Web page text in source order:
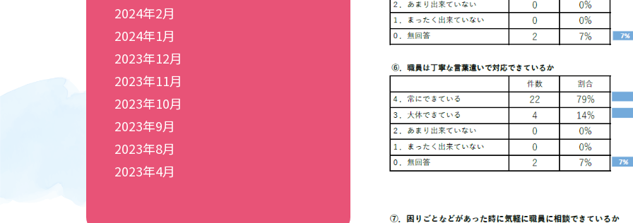
2024年2月
2024年1月
2023年12月
2023年11月
2023年10月
2023年9月
2023年8月
2023年4月